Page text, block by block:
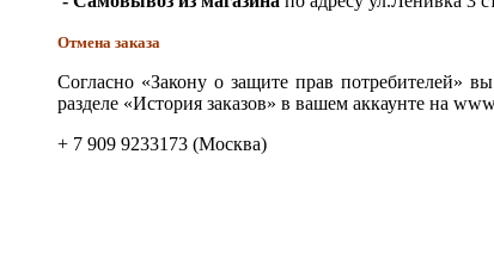
Отмена заказа
Согласно «Закону о защите прав потребителей»
разделе «История заказов» в вашем аккаунте на
+ 7 909 9233173 (Москва)